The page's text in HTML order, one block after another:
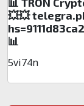
💥💥
📊
5vi74n